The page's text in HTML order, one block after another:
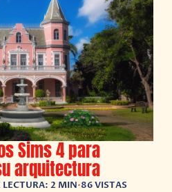
Sims 4 para
arquitectura
2 MIN•86 VISTAS